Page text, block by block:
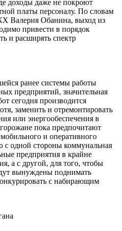
доходы даже не покроют
платы персоналу. По словам
Валерия Обанина, выход из
привести в порядок
и расширять спектр
ранее системы работы
предприятий, значительная
сегодня производится
заменить и отремонтировать
или энергообеспечения в
пока предпочитают
и оперативного
с одной стороны коммунальная
предприятия в крайне
а с другой, для того, чтобы
вынуждены поднимать
с набирающим